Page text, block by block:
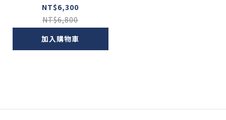
NT$6,300
NT$6,800
加入購物車